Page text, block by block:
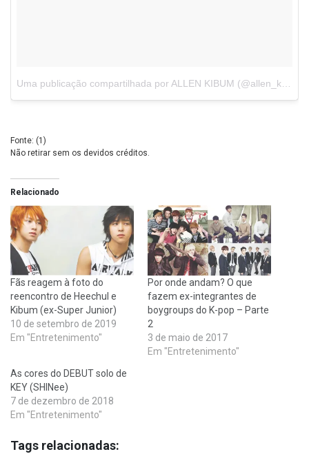
Fonte: (1 )
Não retirar sem os devidos créditos.
Relacionado
Fãs reagem à foto do
reencontro de Heechul e
Kibum (ex-Super Junior)
10 de setembro de 2019
Em "Entretenimento"
Por onde andam? O que
fazem ex-integrantes de
boygroups do K-pop – Parte
2
3 de maio de 2017
Em "Entretenimento"
As cores do DEBUT solo de
KEY (SHINee)
7 de dezembro de 2018
Em "Entretenimento"
Tags relacionadas: